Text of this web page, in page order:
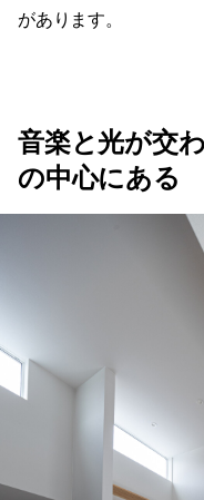
があります。
音楽と光が交
の中心にある